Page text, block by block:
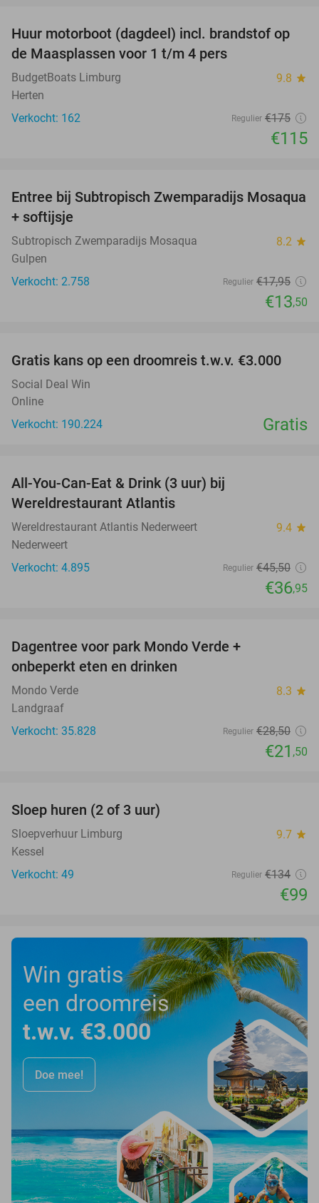
34%
Huur motorboot (dagdeel) incl. brandstof op
de Maasplassen voor 1 t/m 4 pers
BudgetBoats Limburg 9.8 star
Herten
Verkocht: 162
Regulier €175
€115
25%
Entree bij Subtropisch Zwemparadijs Mosaqua
+ softijsje
Subtropisch Zwemparadijs Mosaqua 8.2 star
Gulpen
Verkocht: 2.758
Regulier €17,95
€13,50
Gratis kans op een droomreis t.w.v. €3.000
Social Deal Win
Online
Verkocht: 190.224
Gratis
All-You-Can-Eat & Drink (3 uur) bij
Wereldrestaurant Atlantis
Wereldrestaurant Atlantis Nederweert 9.4 star
Nederweert
Verkocht: 4.895
Regulier €45,50
€36,95
Dagentree voor park Mondo Verde +
onbeperkt eten en drinken
Mondo Verde 8.3 star
Landgraaf
Verkocht: 35.828
Regulier €28,50
€21 ,50
Sloep huren (2 of 3 uur)
Sloepverhuur Limburg 9.7 star
Kessel
Verkocht: 49
Regulier €134
€99
Win gratis
een droomreis
t.w.v. €3.000
Doe mee!